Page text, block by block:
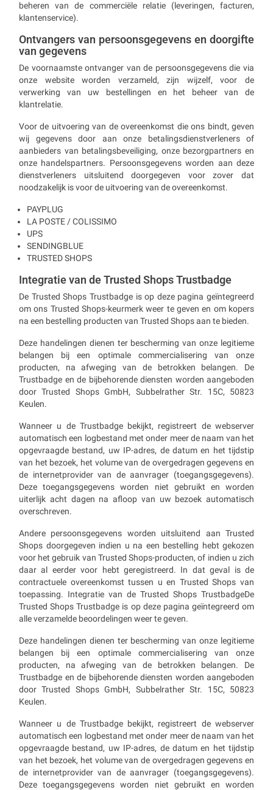
beheren van de commerciële relatie (leveringen, facturen,
klantenservice).
Ontvangers van persoonsgegevens en doorgifte
van gegevens
De voornaamste ontvanger van de persoonsgegevens die via
onze website worden verzameld, zijn wijzelf, voor de
verwerking van uw bestellingen en het beheer van de
klantrelatie.
Voor de uitvoering van de overeenkomst die ons bindt, geven
wij gegevens door aan onze betalingsdienstverleners of
aanbieders van betalingsbeveiliging, onze bezorgpartners en
onze handelspartners. Persoonsgegevens worden aan deze
dienstverleners uitsluitend doorgegeven voor zover dat
noodzakelijk is voor de uitvoering van de overeenkomst.
PAYPLUG
LA POSTE / COLISSIMO
UPS
SENDINGBLUE
TRUSTED SHOPS
Integratie van de Trusted Shops Trustbadge
De Trusted Shops Trustbadge is op deze pagina geïntegreerd
om ons Trusted Shops-keurmerk weer te geven en om kopers
na een bestelling producten van Trusted Shops aan te bieden.
Deze handelingen dienen ter bescherming van onze legitieme
belangen bij een optimale commercialisering van onze
producten, na afweging van de betrokken belangen. De
Trustbadge en de bijbehorende diensten worden aangeboden
door Trusted Shops GmbH, Subbelrather Str. 15C, 50823
Keulen.
Wanneer u de Trustbadge bekijkt, registreert de webserver
automatisch een logbestand met onder meer de naam van het
opgevraagde bestand, uw IP-adres, de datum en het tijdstip
van het bezoek, het volume van de overgedragen gegevens en
de internetprovider van de aanvrager (toegangsgegevens).
Deze toegangsgegevens worden niet gebruikt en worden
uiterlijk acht dagen na afloop van uw bezoek automatisch
overschreven.
Andere persoonsgegevens worden uitsluitend aan Trusted
Shops doorgegeven indien u na een bestelling hebt gekozen
voor het gebruik van Trusted Shops-producten, of indien u zich
daar al eerder voor hebt geregistreerd. In dat geval is de
contractuele overeenkomst tussen u en Trusted Shops van
toepassing. Integratie van de Trusted Shops TrustbadgeDe
Trusted Shops Trustbadge is op deze pagina geïntegreerd om
alle verzamelde beoordelingen weer te geven.
Deze handelingen dienen ter bescherming van onze legitieme
belangen bij een optimale commercialisering van onze
producten, na afweging van de betrokken belangen. De
Trustbadge en de bijbehorende diensten worden aangeboden
door Trusted Shops GmbH, Subbelrather Str. 15C, 50823
Keulen.
Wanneer u de Trustbadge bekijkt, registreert de webserver
automatisch een logbestand met onder meer de naam van het
opgevraagde bestand, uw IP-adres, de datum en het tijdstip
van het bezoek, het volume van de overgedragen gegevens en
de internetprovider van de aanvrager (toegangsgegevens).
Deze toegangsgegevens worden niet gebruikt en worden